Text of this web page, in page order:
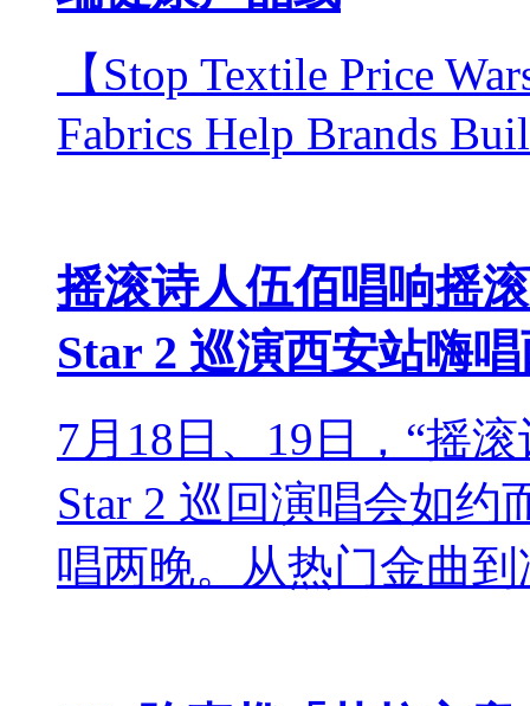
【Stop Textile Price
Fabrics Help Brands
摇滚诗人伍佰唱响摇
Star 2 巡演西安站嗨
7月18日、19日，“摇
Star 2 巡回演唱会如
唱两晚。从热门金曲